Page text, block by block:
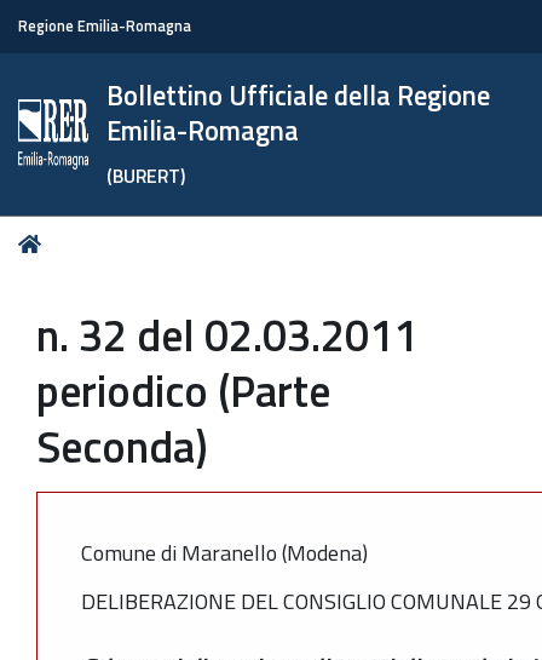
Regione Emilia-Romagna
Bollettino Ufficiale della Regione
Emilia-Romagna
(BURERT)
Tu
n. 32 del 02.03.2011
periodico (Parte
Seconda)
Comune di Maranello (Modena)
DELIBERAZIONE DEL CONSIGLIO COMUNALE